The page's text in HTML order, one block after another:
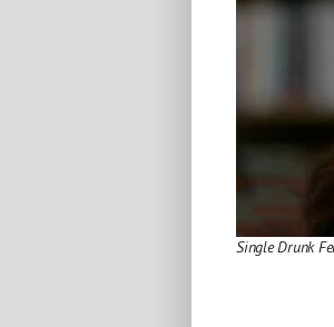
Single Drunk